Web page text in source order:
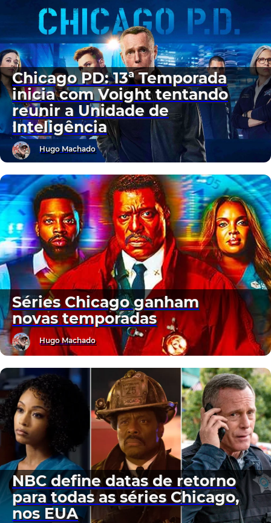
Chicago PD: 13ª Temporada
inicia com Voight tentando
reunir a Unidade de
Inteligência
Hugo Machado
Séries Chicago ganham
novas temporadas
Hugo Machado
NBC define datas de retorno
para todas as séries Chicago,
nos EUA